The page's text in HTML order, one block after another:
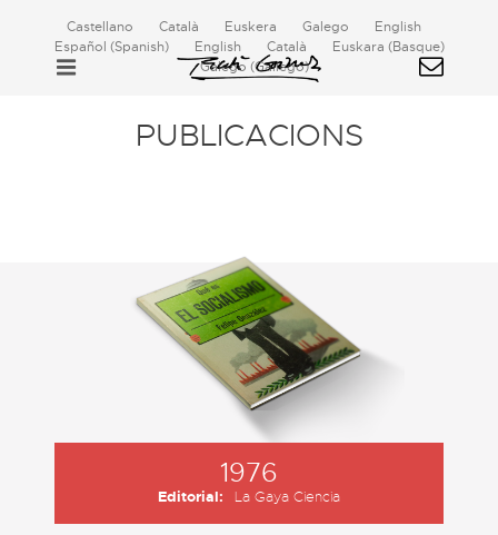
Castellano Català Euskera Galego
English
Español (Spanish) English Català Euskara (Basque)
Galego (Gallego)
PUBLICACIONS
1976
Editorial: La Gaya Ciencia